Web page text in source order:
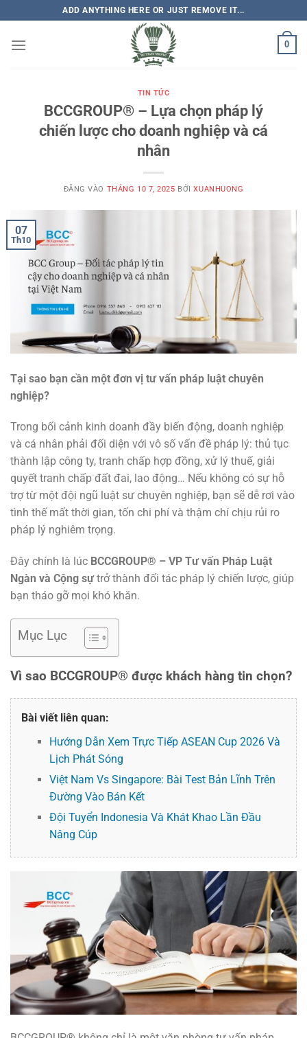
qua
nội
ADD ANYTHING HERE OR JUST REMOVE IT...
0
TIN TỨC
BCCGROUP® – Lựa chọn pháp lý
chiến lược cho doanh nghiệp và cá
nhân
ĐĂNG VÀO THÁNG 10 7, 2025 BỞIXUANHUONG
07
Th10
Tại sao bạn cần một đơn vị tư vấn pháp luật chuyên
nghiệp?
Trong bối cảnh kinh doanh đầy biến động, doanh nghiệp
và cá nhân phải đối diện với vô số vấn đề pháp lý: thủ tục
thành lập công ty, tranh chấp hợp đồng, xử lý thuế, giải
quyết tranh chấp đất đai, lao động… Nếu không có sự hỗ
trợ từ một đội ngũ luật sư chuyên nghiệp, bạn sẽ dễ rơi vào
tình thế mất thời gian, tốn chi phí và thậm chí chịu rủi ro
pháp lý nghiêm trọng.
Đây chính là lúc BCCGROUP® – VP Tư vấn Pháp Luật
Ngàn và Cộng sựtrở thành đối tác pháp lý chiến lược, giúp
bạn tháo gỡ mọi khó khăn.
Mục Lục
Vì sao BCCGROUP® được khách hàng tin chọn?
Bài viết liên quan:
Hướng Dẫn Xem Trực Tiếp ASEAN Cup 2026 Và
Lịch Phát Sóng
Việt Nam Vs Singapore: Bài Test Bản Lĩnh Trên
Đường Vào Bán Kết
Đội Tuyển Indonesia Và Khát Khao Lần Đầu
Nâng Cúp